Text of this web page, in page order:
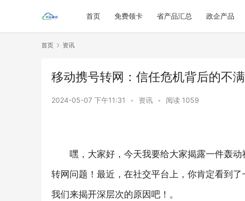
首页 免费领卡 省产品汇总 政企产品
首页 资讯
移动携号转网：信任危机背后的不满
2024-05-07 下午11:31 • 资讯 • 阅读 1059
嘿，大家好，今天我要给大家揭露一件轰
转网问题！最近，在社交平台上，你肯定看到
我们来揭开深层次的原因吧！。